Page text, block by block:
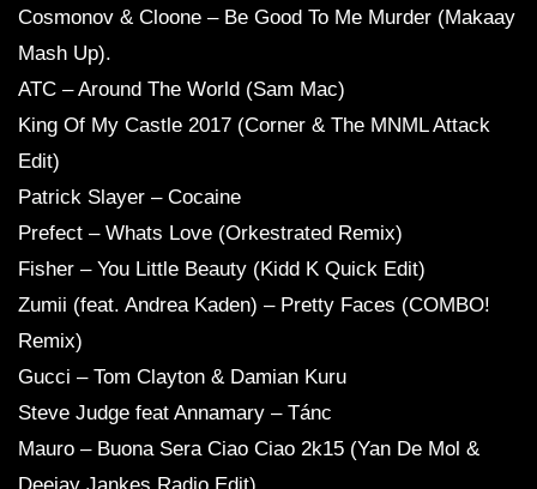
Cosmonov & Cloone – Be Good To Me Murder (Makaay
Mash Up).
ATC – Around The World (Sam Mac)
King Of My Castle 2017 (Corner & The MNML Attack
Edit)
Patrick Slayer – Cocaine
Prefect – Whats Love (Orkestrated Remix)
Fisher – You Little Beauty (Kidd K Quick Edit)
Zumii (feat. Andrea Kaden) – Pretty Faces (COMBO!
Remix)
Gucci – Tom Clayton & Damian Kuru
Steve Judge feat Annamary – Tánc
Mauro – Buona Sera Ciao Ciao 2k15 (Yan De Mol &